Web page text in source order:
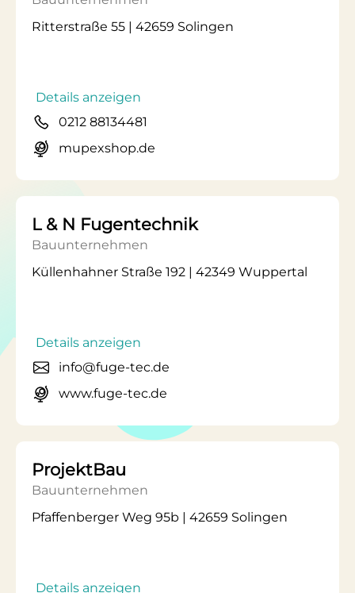
Ritterstraße 55 | 42659 Solingen
Details anzeigen
0212 88134481
mupexshop.de
L & N Fugentechnik
Bauunternehmen
Küllenhahner Straße 192 | 42349 Wuppertal
Details anzeigen
info@fuge-tec.de
www.fuge-tec.de
ProjektBau
Bauunternehmen
Pfaffenberger Weg 95b | 42659 Solingen
Details anzeigen